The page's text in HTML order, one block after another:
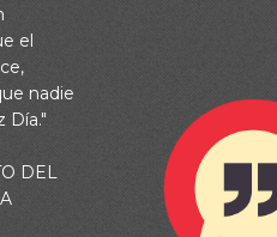
el
nadie
Día."
DEL